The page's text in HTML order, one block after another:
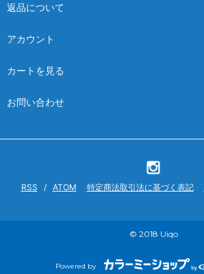
返品について
アカウント
カートを見る
お問い合わせ
RSS / ATOM 特定商法取引法に基づく表記
© 2018 Uiqo
Powered by